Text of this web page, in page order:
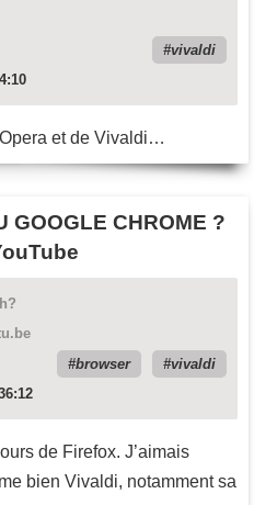
vivaldi
et de Vivaldi…
GOOGLE CHROME ?
browser
vivaldi
de Firefox. J’aimais
bien Vivaldi, notamment sa